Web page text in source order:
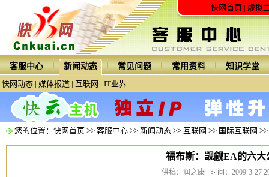
快网首页| 虚拟
客服中心 新闻动态 常见问题 常用资料
知识学堂
快网动态 | 媒体报道 | 互联网 | IT业界
您的位置： 快网首页 >> 客服中心 >> 新闻动态 >> 互联网 >> 国际互联网
福布斯：觊觎EA的六大
供稿：润之康 时间：2009-3-27